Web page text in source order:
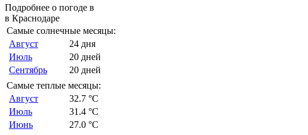
Подробнее о погоде в
в Краснодаре
Самые солнечные месяцы:
Август
24 дня
Июль
20 дней
Сентябрь
20 дней
Самые теплые месяцы:
Август
32.7 °C
Июль
31.4 °C
Июнь
27.0 °C